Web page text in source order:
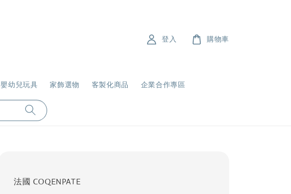
嬰幼兒玩具 家飾選物 客製化商品 企業合作專區
登入 購物車
法國 COQENPATE